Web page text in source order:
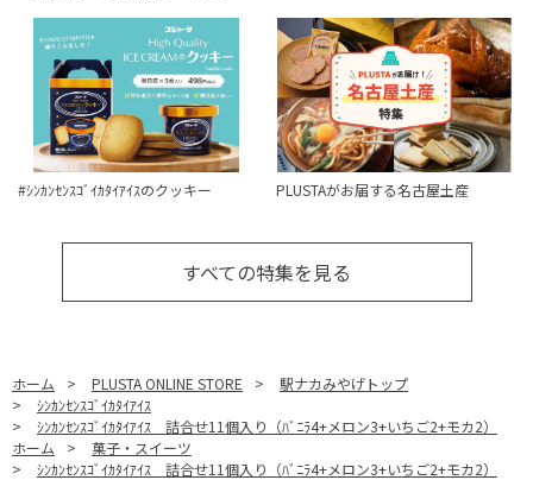
#ｼﾝｶﾝｾﾝｽｺﾞｲｶﾀｲｱｲｽのクッキー PLUSTAがお届する名古屋土産
すべての特集を見る
ホーム > PLUSTA ONLINE STORE >
駅ナカみやげトップ
>
ｼﾝｶﾝｾﾝｽｺﾞｲｶﾀｲｱｲｽ
>
ｼﾝｶﾝｾﾝｽｺﾞｲｶﾀｲｱｲｽ 詰合せ11個入り（ﾊﾞﾆﾗ4+メロン3+いちご2+モカ2）
ホーム
>
菓子・スイーツ
>
ｼﾝｶﾝｾﾝｽｺﾞｲｶﾀｲｱｲｽ 詰合せ11個入り（ﾊﾞﾆﾗ4+メロン3+いちご2+モカ2）